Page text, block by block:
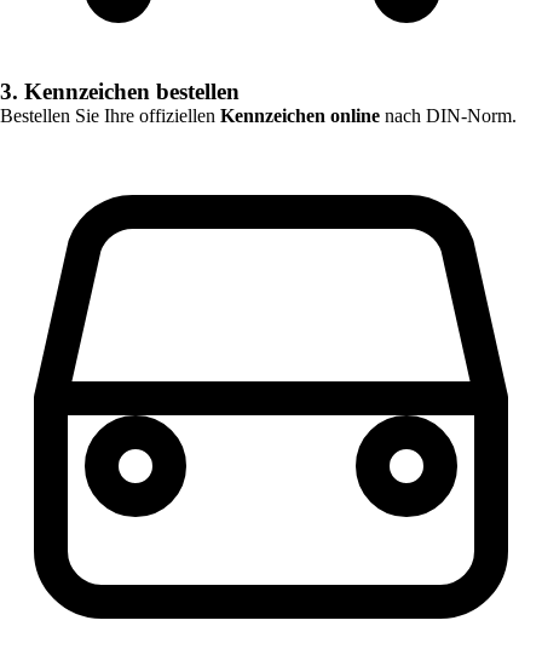
3. Kennzeichen bestellen
Bestellen Sie Ihre offiziellen Kennzeichen online nach DIN-Norm.